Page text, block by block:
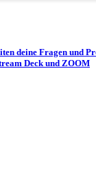
deine Fragen und
Deck und ZOOM